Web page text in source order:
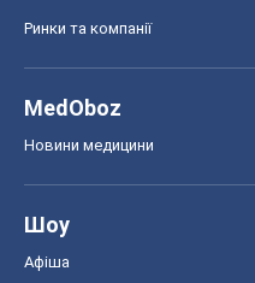
Ринки та компанії
MedOboz
Новини медицини
Шоу
Афіша